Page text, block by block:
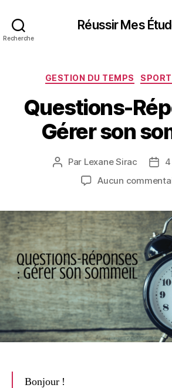
Recherche
Réussir Mes
GESTION DU TEMPS
Questions-
Gérer son
Auteur
l’article
Par Lexane Sirac
Date
Aucun
Bonjour !